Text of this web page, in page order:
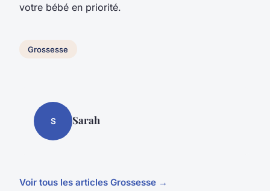
votre bébé en priorité.
Grossesse
S Sarah
Voir tous les articles Grossesse →